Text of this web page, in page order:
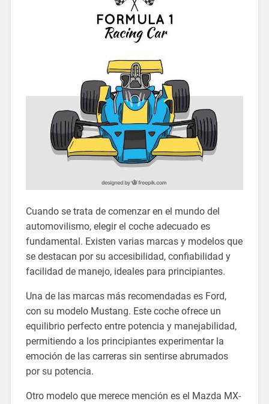
Cuando se trata de comenzar en el mundo del
automovilismo, elegir el coche adecuado es
fundamental. Existen varias marcas y modelos que
se destacan por su accesibilidad, confiabilidad y
facilidad de manejo, ideales para principiantes.
Una de las marcas más recomendadas es Ford,
con su modelo Mustang. Este coche ofrece un
equilibrio perfecto entre potencia y manejabilidad,
permitiendo a los principiantes experimentar la
emoción de las carreras sin sentirse abrumados
por su potencia.
Otro modelo que merece mención es el Mazda MX-